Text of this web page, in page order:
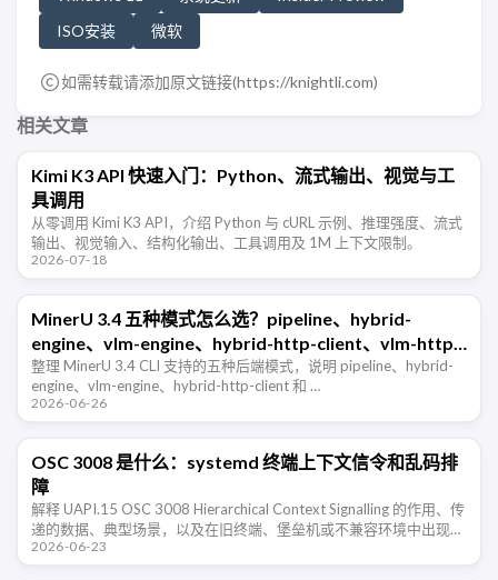
ISO安装
微软
如需转载请添加原文链接(https://knightli.com)
相关文章
Kimi K3 API 快速入门：Python、流式输出、视觉与工
具调用
从零调用 Kimi K3 API，介绍 Python 与 cURL 示例、推理强度、流式
输出、视觉输入、结构化输出、工具调用及 1M 上下文限制。
2026-07-18
MinerU 3.4 五种模式怎么选？pipeline、hybrid-
engine、vlm-engine、hybrid-http-client、vlm-http-
client 一篇看懂
整理 MinerU 3.4 CLI 支持的五种后端模式，说明 pipeline、hybrid-
engine、vlm-engine、hybrid-http-client 和 …
2026-06-26
OSC 3008 是什么：systemd 终端上下文信令和乱码排
障
解释 UAPI.15 OSC 3008 Hierarchical Context Signalling 的作用、传
递的数据、典型场景，以及在旧终端、堡垒机或不兼容环境中出现乱
码时的排查和禁用方法。
2026-06-23